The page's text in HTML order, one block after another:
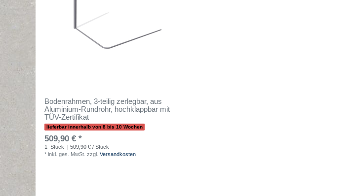
Bodenrahmen, 3-teilig zerlegbar, aus
Aluminium-Rundrohr, hochklappbar mit
TÜV-Zertifikat
lieferbar innerhalb von 8 bis 10 Wochen
509,90 € *
1 Stück
| 509,90 € / Stück
* inkl. ges. MwSt. zzgl. Versandkosten